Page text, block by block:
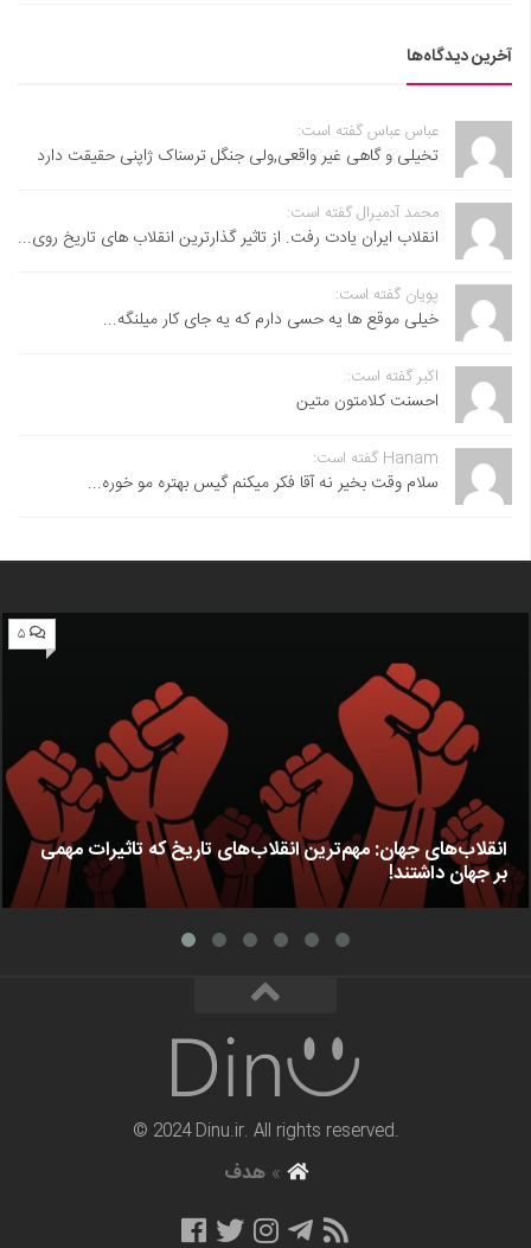
آخرین دیدگاه‌ها
عباس عباس گفته است:
تخیلی و گاهی غیر واقعی,ولی جنگل ترسناک ژاپنی حقیقت دارد
محمد آدمیرال گفته است:
انقلاب ایران یادت رفت. از تاثیر گذارترین انقلاب های تاریخ روی...
پویان گفته است:
خیلی موقع ها یه حسی دارم که یه جای کار میلنگه...
اکبر گفته است:
احسنت ‌کلامتون متین
Hanam گفته است:
سلام وقت بخیر نه آقا فکر میکنم گیس بهتره مو خوره...
۵
انقلاب‌های جهان: مهم‌ترین انقلاب‌های تاریخ که تاثیرات مهمی
بر جهان داشتند!
© 2024 Dinu.ir. All rights reserved.
»هدف